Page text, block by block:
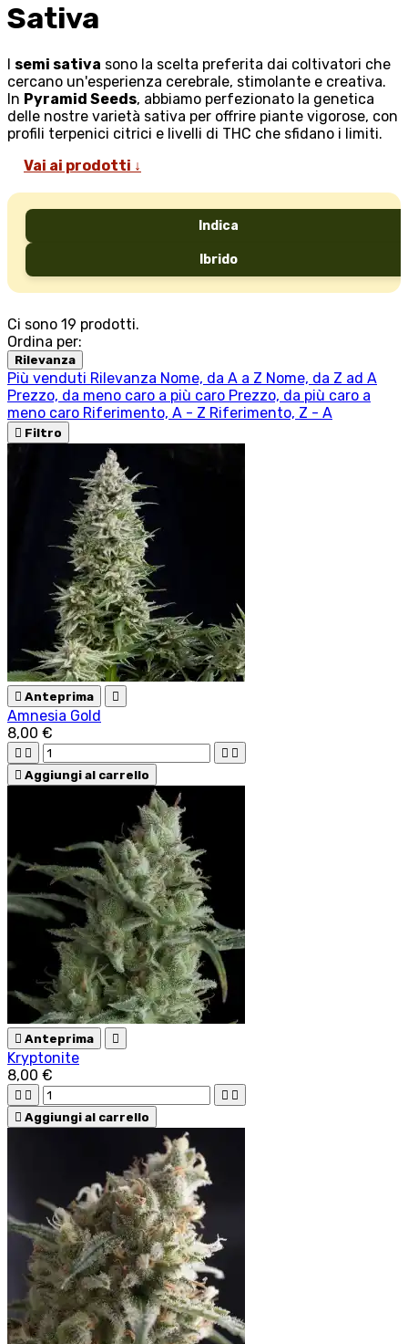
Sativa
I semi sativa sono la scelta preferita dai coltivatori che
cercano un'esperienza cerebrale, stimolante e creativa.
In Pyramid Seeds, abbiamo perfezionato la genetica
delle nostre varietà sativa per offrire piante vigorose, con
profili terpenici citrici e livelli di THC che sfidano i limiti.
Vai ai prodotti ↓
Indica
Ibrido
Ci sono 19 prodotti.
Ordina per:
Rilevanza
Più venduti Rilevanza Nome, da A a Z Nome, da Z ad A
Prezzo, da meno caro a più caro Prezzo, da più caro a
meno caro Riferimento, A - Z Riferimento, Z - A
 Filtro
 Anteprima 
Amnesia Gold
8,00 €
   
 Aggiungi al carrello
 Anteprima 
Kryptonite
8,00 €
   
 Aggiungi al carrello